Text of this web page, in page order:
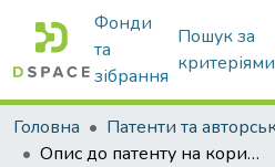
Фонди
та
зібрання
Пошук за
критеріями
Головна
Опис до патенту на корисну модель № 92046 "Жатка для розподілу хлібної маси на зернову та стеблову"